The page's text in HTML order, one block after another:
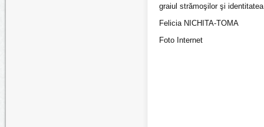
graiul strămoşilor şi
Felicia NICHITA-TOMA
Foto Internet